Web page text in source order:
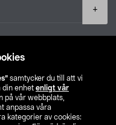
samtycker du till att vi
din enhet enligt vår
på vår webbplats,
anpassa våra
kategorier av cookies:
+